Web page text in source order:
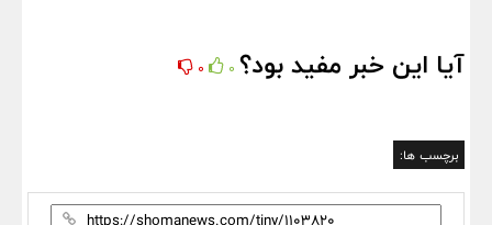
آیا این خبر مفید بود؟ 0
0
برچسب ها: